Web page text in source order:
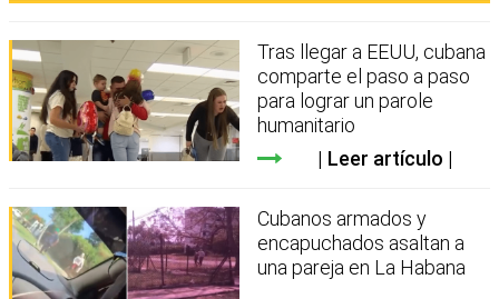
Tras llegar a EEUU, cubana
comparte el paso a paso
para lograr un parole
humanitario
Leer artículo
Cubanos armados y
encapuchados asaltan a
una pareja en La Habana